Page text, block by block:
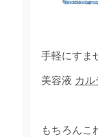
手軽にすま
美容液 カ
もちろんこ